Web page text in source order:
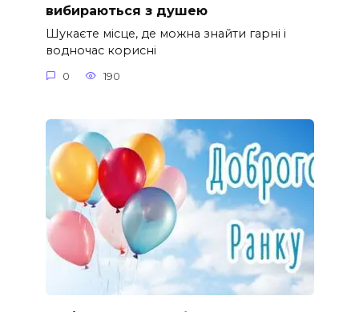
вибираються з душею
Шукаєте місце, де можна знайти гарні і
водночас корисні
0 190